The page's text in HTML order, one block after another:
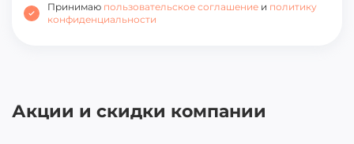
Принимаю пользовательское соглашение и политику
конфиденциальности
Акции и скидки компании